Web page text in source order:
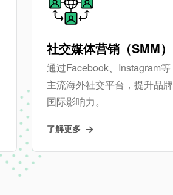
社交媒体营销（SMM）
通过Facebook、Instagram等
主流海外社交平台，提升品牌
国际影响力。
了解更多